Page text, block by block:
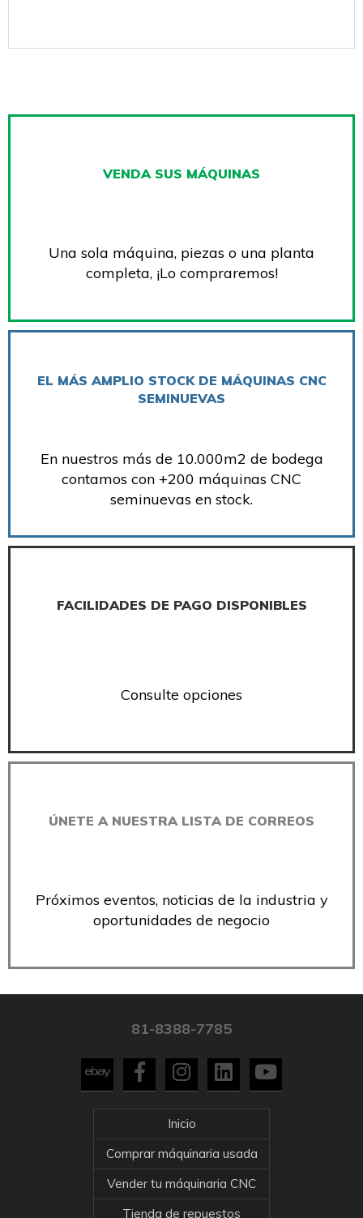
VENDA SUS MÁQUINAS
Una sola máquina, piezas o una planta
completa, ¡Lo compraremos!
EL MÁS AMPLIO STOCK DE MÁQUINAS CNC
SEMINUEVAS
En nuestros más de 10.000m2 de bodega
contamos con +200 máquinas CNC
seminuevas en stock.
FACILIDADES DE PAGO DISPONIBLES
Consulte opciones
ÚNETE A NUESTRA LISTA DE CORREOS
Próximos eventos, noticias de la industria y
oportunidades de negocio
81-8388-7785
Inicio
Comprar máquinaria usada
Vender tu máquinaria CNC
Tienda de repuestos